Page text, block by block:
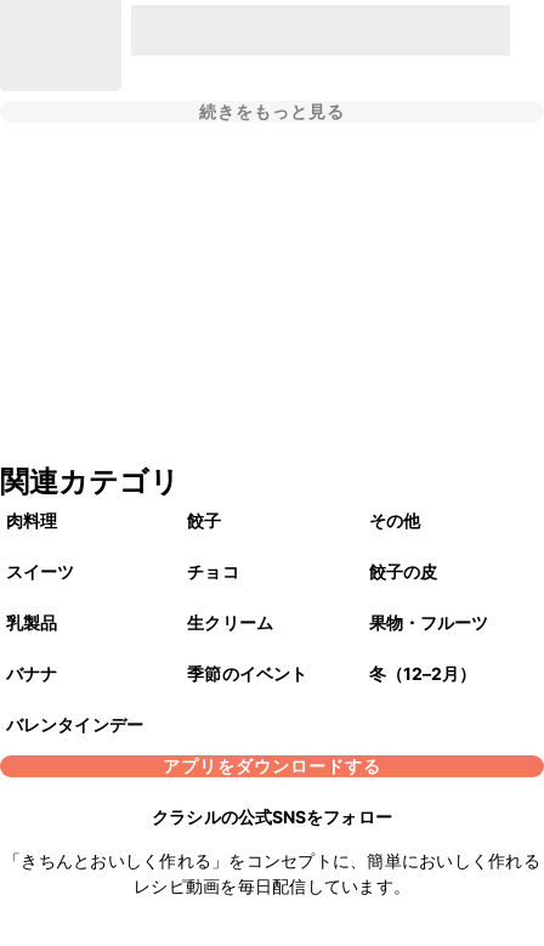
続きをもっと見る
関連カテゴリ
肉料理 餃子 その他
スイーツ チョコ 餃子の皮
乳製品 生クリーム 果物・フルーツ
バナナ 季節のイベント 冬（12–2月）
バレンタインデー
アプリをダウンロードする
クラシルの公式SNSをフォロー
「きちんとおいしく作れる」をコンセプトに、簡単においしく作れる
レシピ動画を毎日配信しています。